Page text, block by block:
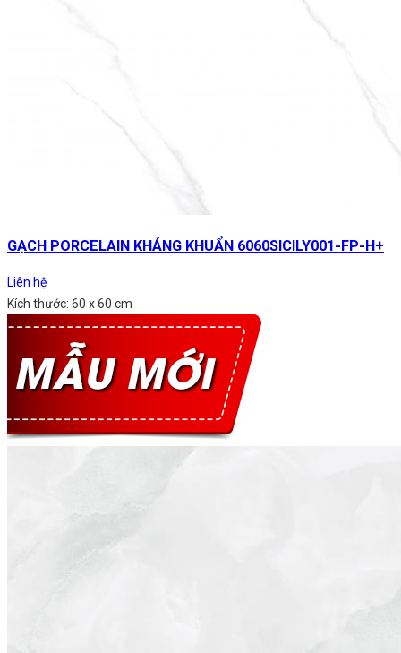
GẠCH PORCELAIN KHÁNG KHUẨN 6060SICILY001-FP-H+
Liên hệ
Kích thước: 60 x 60 cm